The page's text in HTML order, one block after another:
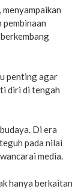
pembinaan
penting agar
diri di tengah
Di era
pada nilai
media.
hanya berkaitan